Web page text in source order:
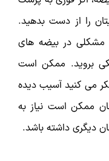
را از دست بدهید.
مشکلی در بیضه های
بروید. ممکن است
می کنید آسیب دیده
ممکن است نیاز به
دیگری داشته باشد.